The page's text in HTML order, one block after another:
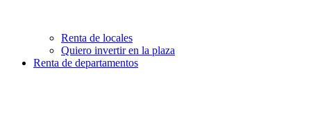
Renta de locales
Quiero invertir en la plaza
Renta de departamentos